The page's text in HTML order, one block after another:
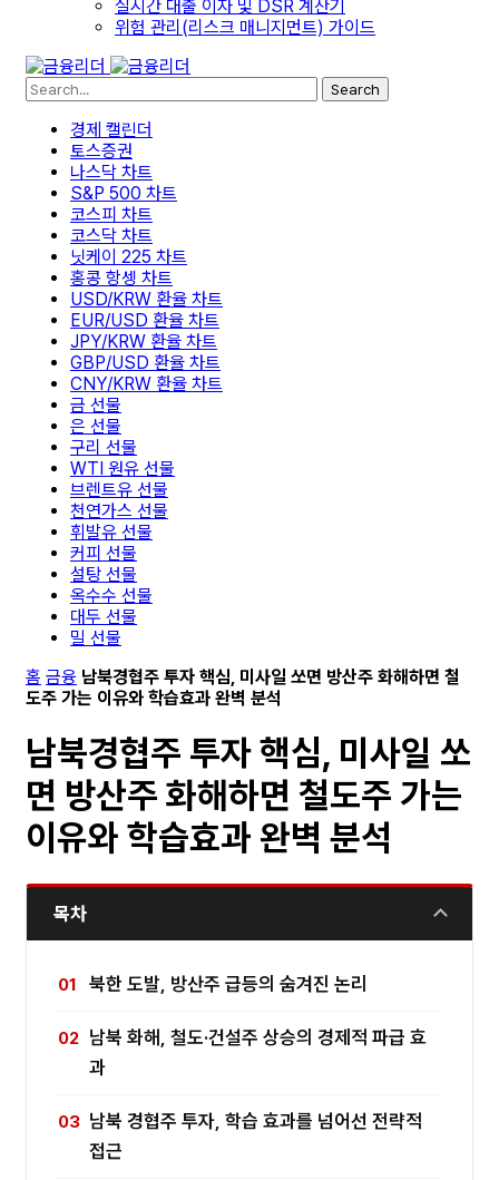
실시간 대출 이자 및 DSR 계산기
위험 관리(리스크 매니지먼트) 가이드
Search
경제 캘린더
토스증권
나스닥 차트
S&P 500 차트
코스피 차트
코스닥 차트
닛케이 225 차트
홍콩 항셍 차트
USD/KRW 환율 차트
EUR/USD 환율 차트
JPY/KRW 환율 차트
GBP/USD 환율 차트
CNY/KRW 환율 차트
금 선물
은 선물
구리 선물
WTI 원유 선물
브렌트유 선물
천연가스 선물
휘발유 선물
커피 선물
설탕 선물
옥수수 선물
대두 선물
밀 선물
홈 금융 남북경협주 투자 핵심, 미사일 쏘면 방산주 화해하면 철
도주 가는 이유와 학습효과 완벽 분석
남북경협주 투자 핵심, 미사일 쏘
면 방산주 화해하면 철도주 가는
이유와 학습효과 완벽 분석
목차
북한 도발, 방산주 급등의 숨겨진 논리
남북 화해, 철도·건설주 상승의 경제적 파급 효
과
남북 경협주 투자, 학습 효과를 넘어선 전략적
접근